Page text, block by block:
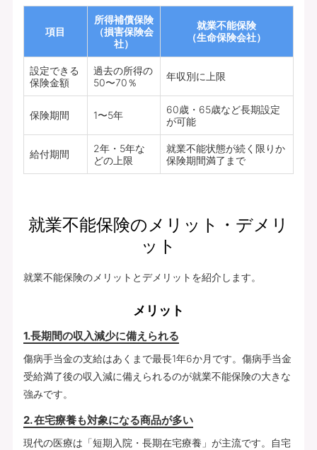
項目
所得補償保険
（損害保険会
社）
就業不能保険
（生命保険会社）
設定できる
保険金額
過去の所得の
50〜70％
年収別に上限
保険期間 1〜5年
60歳・65歳など長期設定
が可能
給付期間
2年・5年な
どの上限
就業不能状態が続く限りか
保険期間満了まで
就業不能保険のメリット・デメリ
ット
就業不能保険のメリットとデメリットを紹介します。
メリット
1.長期間の収入減少に備えられる
傷病手当金の支給はあくまで最長1年6か月です。傷病手当金
受給満了後の収入減に備えられるのが就業不能保険の大きな
強みです。
2. 在宅療養も対象になる商品が多い
現代の医療は「短期入院・長期在宅療養」が主流です。自宅